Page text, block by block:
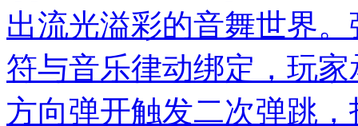
出流光溢彩的音舞世界
符与音乐律动绑定，玩
方向弹开触发二次弹跳